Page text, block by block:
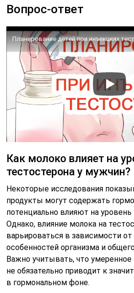
Вопрос-ответ
Как молоко влияет на
тестостерона у мужчин?
Некоторые исследования
продукты могут содержать
потенциально влияют на уровень
Однако, влияние молока на
варьироваться в зависимости
особенностей организма и
Важно учитывать, что
не обязательно приводит к
в гормональном фоне.